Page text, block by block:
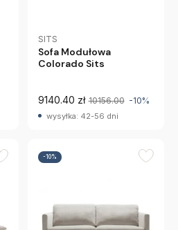
SITS
Sofa Modułowa
Colorado Sits
9140.40 zł 10156.00 -10%
wysyłka: 42-56 dni
-10%